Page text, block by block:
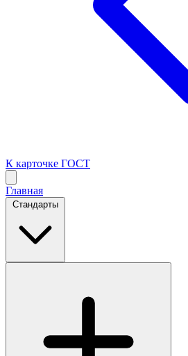
К карточке ГОСТ
Главная
Стандарты